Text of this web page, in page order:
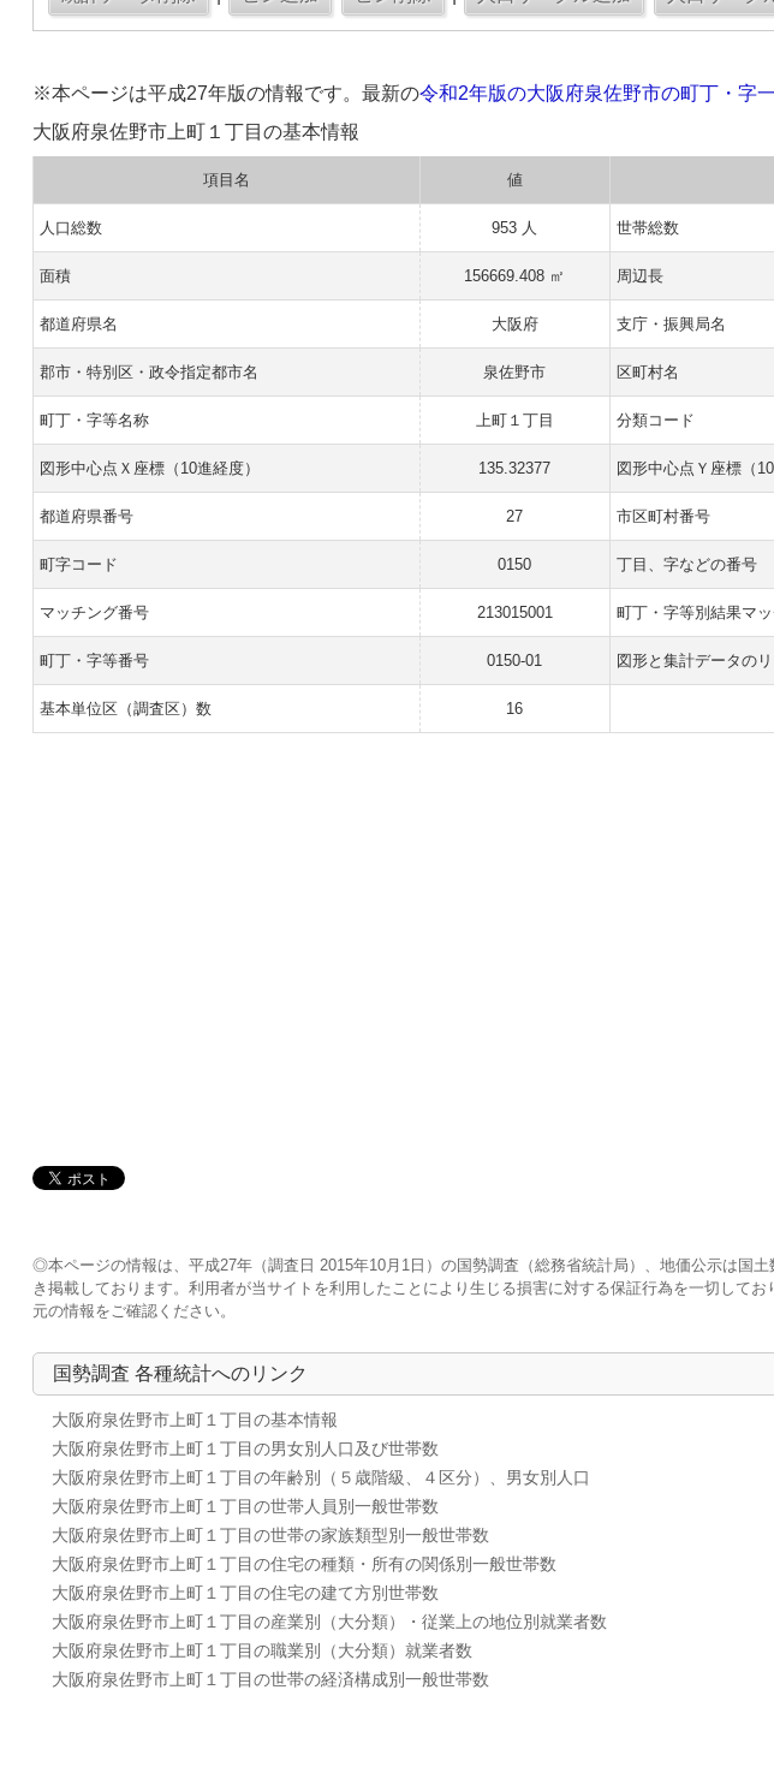
※本ページは平成27年版の情報です。最新の令和2年版の大阪府泉佐野市の町丁・字
大阪府泉佐野市上町１丁目の基本情報
項目名 値
人口総数 953 人 世帯総数
面積 156669.408 ㎡ 周辺長
都道府県名 大阪府 支庁・振興局名
郡市・特別区・政令指定都市名 泉佐野市 区町村名
町丁・字等名称 上町１丁目 分類コード
図形中心点Ｘ座標（10進経度） 135.32377 図形中心点Ｙ座標（10
都道府県番号 27 市区町村番号
町字コード 0150 丁目、字などの番号
マッチング番号 213015001 町丁・字等別結果マ
町丁・字等番号 0150-01 図形と集計データの
基本単位区（調査区）数 16
◎本ページの情報は、平成27年（調査日 2015年10月1日）の国勢調査（総務省統計局）、地価公示は国
き掲載しております。利用者が当サイトを利用したことにより生じる損害に対する保証行為を一切して
元の情報をご確認ください。
国勢調査 各種統計へのリンク
大阪府泉佐野市上町１丁目の基本情報
大阪府泉佐野市上町１丁目の男女別人口及び世帯数
大阪府泉佐野市上町１丁目の年齢別（５歳階級、４区分）、男女別人口
大阪府泉佐野市上町１丁目の世帯人員別一般世帯数
大阪府泉佐野市上町１丁目の世帯の家族類型別一般世帯数
大阪府泉佐野市上町１丁目の住宅の種類・所有の関係別一般世帯数
大阪府泉佐野市上町１丁目の住宅の建て方別世帯数
大阪府泉佐野市上町１丁目の産業別（大分類）・従業上の地位別就業者数
大阪府泉佐野市上町１丁目の職業別（大分類）就業者数
大阪府泉佐野市上町１丁目の世帯の経済構成別一般世帯数